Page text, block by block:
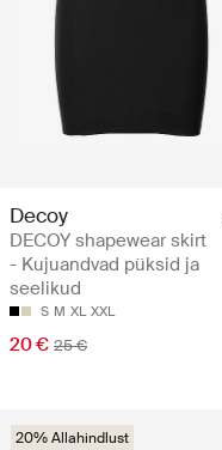
Decoy
DECOY shapewear skirt
- Kujuandvad püksid ja
seelikud
S M XL XXL
20 € 25 €
20% Allahindlust